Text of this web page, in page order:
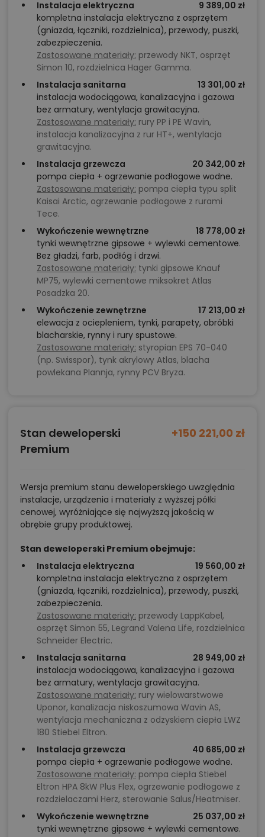
Jeżeli szukają Państwo projektu niewielkiego,
ekonomicznego w budowie, a jednocześnie
nowoczesnego i przyjaznego do aranżacji – Stodoła
Chalet wtechnologii szkieletowejz pewnością spełni
te oczekiwania.
Chcesz uzyskać więcej informacji o tym
projekcie, na przykład:
polecane przez architekta zmiany,
możliwości wprowadzania modyfikacji,
projekty podobne - o zbliżonym układzie lub
parametrach,
optymalizacja kosztów budowy domu według
tego projektu,
informacje szczegółowe - np. wymiary
pomieszczeń, instalacje, materiały?
Zadzwoń52 384 49 90lub
Instalacja elektryczna
9 389,00 zł
kompletna instalacja elektryczna z osprzętem
(gniazda, łączniki, rozdzielnica), przewody, puszki,
zabezpieczenia.
Zastosowane materiały: przewody NKT, osprzęt
Simon 10, rozdzielnica Hager Gamma.
Instalacja sanitarna
13 301,00 zł
instalacja wodociągowa, kanalizacyjna i gazowa
bez armatury, wentylacja grawitacyjna.
Zastosowane materiały: rury PP i PE Wavin,
instalacja kanalizacyjna z rur HT+, wentylacja
grawitacyjna.
Instalacja grzewcza
20 342,00 zł
pompa ciepła + ogrzewanie podłogowe wodne.
Zastosowane materiały: pompa ciepła typu split
Kaisai Arctic, ogrzewanie podłogowe z rurami
Tece.
Wykończenie wewnętrzne
18 778,00 zł
tynki wewnętrzne gipsowe + wylewki cementowe.
Bez gładzi, farb, podłóg i drzwi.
Zastosowane materiały: tynki gipsowe Knauf
MP75, wylewki cementowe miksokret Atlas
Posadzka 20.
Wykończenie zewnętrzne
17 213,00 zł
elewacja z ociepleniem, tynki, parapety, obróbki
blacharskie, rynny i rury spustowe.
Zastosowane materiały: styropian EPS 70-040
(np. Swisspor), tynk akrylowy Atlas, blacha
powlekana Plannja, rynny PCV Bryza.
Stan deweloperski
Premium
+150 221,00 zł
Wersja premium stanu deweloperskiego uwzględnia
instalacje, urządzenia i materiały z wyższej półki
cenowej, wyróżniające się najwyższą jakością w
obrębie grupy produktowej.
Stan deweloperski Premium obejmuje:
Instalacja elektryczna
19 560,00 zł
kompletna instalacja elektryczna z osprzętem
(gniazda, łączniki, rozdzielnica), przewody, puszki,
zabezpieczenia.
Zastosowane materiały: przewody LappKabel,
osprzęt Simon 55, Legrand Valena Life, rozdzielnica
Schneider Electric.
Instalacja sanitarna
28 949,00 zł
instalacja wodociągowa, kanalizacyjna i gazowa
bez armatury, wentylacja grawitacyjna.
Zastosowane materiały: rury wielowarstwowe
Uponor, kanalizacja niskoszumowa Wavin AS,
wentylacja mechaniczna z odzyskiem ciepła LWZ
180 Stiebel Eltron.
Instalacja grzewcza
40 685,00 zł
pompa ciepła + ogrzewanie podłogowe wodne.
Zastosowane materiały: pompa ciepła Stiebel
Eltron HPA 8kW Plus Flex, ogrzewanie podłogowe z
rozdzielaczami Herz, sterowanie Salus/Heatmiser.
Wykończenie wewnętrzne
25 037,00 zł
tynki wewnętrzne gipsowe + wylewki cementowe.